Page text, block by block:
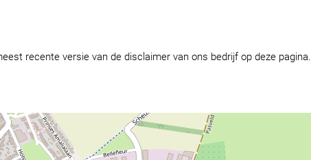
recente versie van de disclaimer van ons bedrijf op deze pagina.